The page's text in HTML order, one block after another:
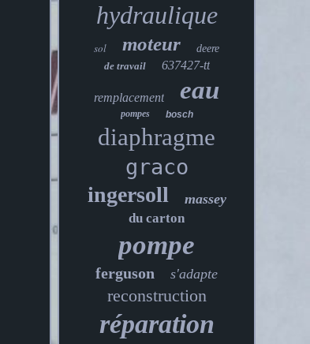
hydraulique
sol moteur
deere
de travail
637427-tt
remplacement eau
pompes bosch
diaphragme
graco
ingersoll
massey
du carton
pompe
ferguson s'adapte
reconstruction
réparation